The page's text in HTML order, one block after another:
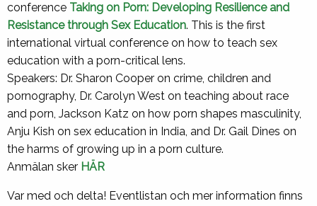
conference Taking on Porn: Developing Resilience and
Resistance through Sex Education. This is the first
international virtual conference on how to teach sex
education with a porn-critical lens.
Speakers: Dr. Sharon Cooper on crime, children and
pornography, Dr. Carolyn West on teaching about race
and porn, Jackson Katz on how porn shapes masculinity,
Anju Kish on sex education in India, and Dr. Gail Dines on
the harms of growing up in a porn culture.
Anmälan sker HÄR
Var med och delta! Eventlistan och mer information finns